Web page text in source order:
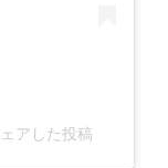
アした投稿